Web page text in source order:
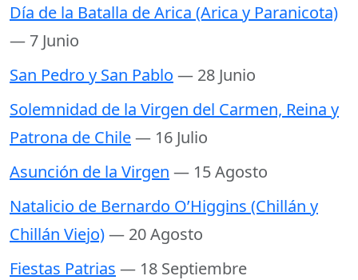
Día de la Batalla de Arica (Arica y Paranicota)
— 7 Junio
San Pedro y San Pablo — 28 Junio
Solemnidad de la Virgen del Carmen, Reina y
Patrona de Chile— 16 Julio
Asunción de la Virgen — 15 Agosto
Natalicio de Bernardo O’Higgins (Chillán y
Chillán Viejo)— 20 Agosto
Fiestas Patrias — 18 Septiembre